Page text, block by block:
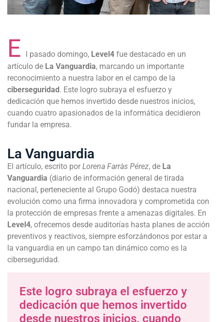
E l pasado domingo, Level4 fue destacado en un
artículo de La Vanguardia, marcando un importante
reconocimiento a nuestra labor en el campo de la
ciberseguridad. Este logro subraya el esfuerzo y
dedicación que hemos invertido desde nuestros inicios,
cuando cuatro apasionados de la informática decidieron
fundar la empresa.
La Vanguardia
El artículo, escrito por Lorena Farràs Pérez, de La
Vanguardia (diario de información general de tirada
nacional, perteneciente al Grupo Godó) destaca nuestra
evolución como una firma innovadora y comprometida con
la protección de empresas frente a amenazas digitales. En
Level4, ofrecemos desde auditorías hasta planes de acción
preventivos y reactivos, siempre esforzándonos por estar a
la vanguardia en un campo tan dinámico como es la
ciberseguridad.
Este logro subraya el esfuerzo y
dedicación que hemos invertido
desde nuestros inicios, cuando